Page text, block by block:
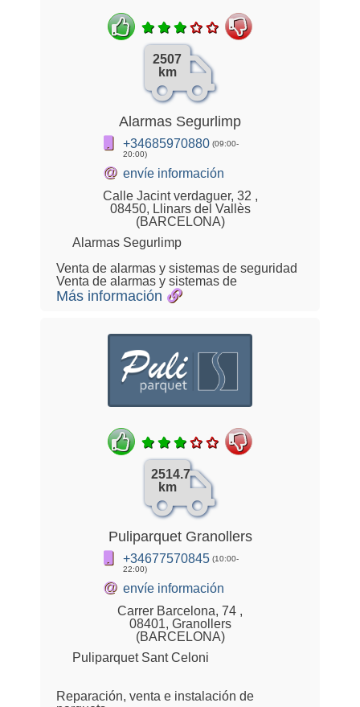
2507
km
Alarmas Segurlimp
+34685970880 (09:00-
20:00)
@ envíe información
Calle Jacint verdaguer, 32 ,
08450, Llinars del Vallès
(BARCELONA)
Alarmas Segurlimp
Venta de alarmas y sistemas de seguridad
Venta de alarmas y sistemas de
Más información
2514.7
km
Puliparquet Granollers
+34677570845 (10:00-
22:00)
@ envíe información
Carrer Barcelona, 74 ,
08401, Granollers
(BARCELONA)
Puliparquet Sant Celoni
Reparación, venta e instalación de